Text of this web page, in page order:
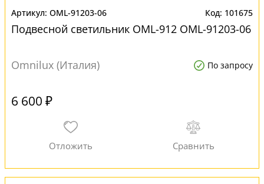
OML-91203-06 101675
Подвесной светильник OML-912 OML-91203-06
Omnilux (Италия) По запросу
6 600 ₽